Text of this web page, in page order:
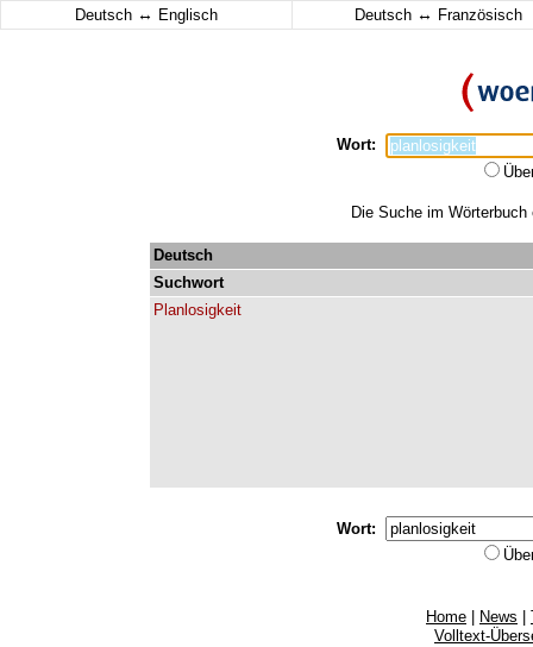
Deutsch ↔ Englisch Deutsch ↔ Französisch
Wort:
Die Suche im
Deutsch
Suchwort
Planlosigkeit
Wort:
Home News
Volltext-